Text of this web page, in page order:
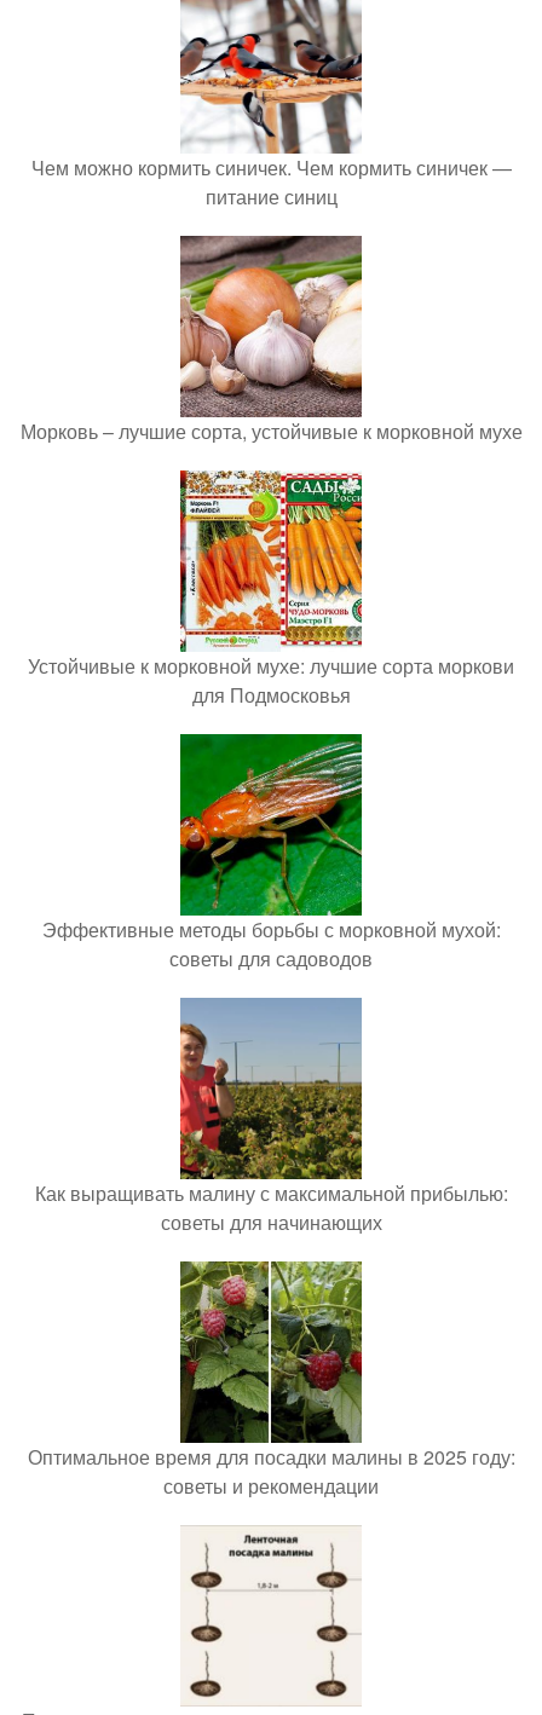
Чем можно кормить синичек. Чем кормить синичек —
питание синиц
Морковь – лучшие сорта, устойчивые к морковной мухе
Устойчивые к морковной мухе: лучшие сорта моркови
для Подмосковья
Эффективные методы борьбы с морковной мухой:
советы для садоводов
Как выращивать малину с максимальной прибылью:
советы для начинающих
Оптимальное время для посадки малины в 2025 году:
советы и рекомендации